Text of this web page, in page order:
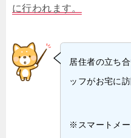
に行われます。
居住者の立ち
ッフがお宅に
※スマートメ